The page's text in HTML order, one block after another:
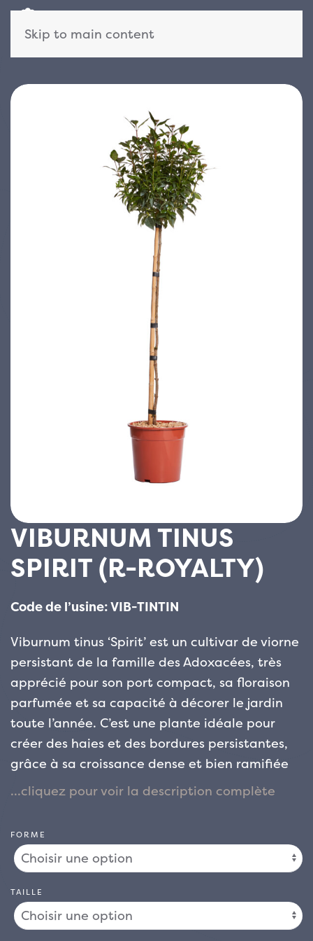
Skip to main content
VIBURNUM TINUS
SPIRIT (R-ROYALTY)
Code de l’usine: VIB-TINTIN
Viburnum tinus ‘Spirit’ est un cultivar de viorne
persistant de la famille des Adoxacées, très
apprécié pour son port compact, sa floraison
parfumée et sa capacité à décorer le jardin
toute l’année. C’est une plante idéale pour
créer des haies et des bordures persistantes,
grâce à sa croissance dense et bien ramifiée
qui lui confère un aspect soigné et ordonné.
compact, atteignant en moyenne 1,5 à 2
mètres de hauteur et de largeur. La plante
ramifiée, ce qui la rend parfaite pour former
une haie ou comme élément décoratif isolé
FORME
TAILLE